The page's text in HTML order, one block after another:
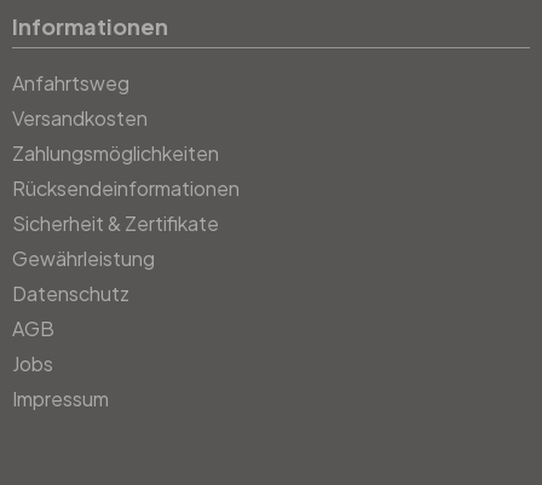
Informationen
Anfahrtsweg
Versandkosten
Zahlungsmöglichkeiten
Rücksendeinformationen
Sicherheit & Zertifikate
Gewährleistung
Datenschutz
AGB
Jobs
Impressum